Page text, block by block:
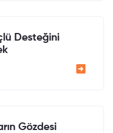
Desteğini
Gözdesi